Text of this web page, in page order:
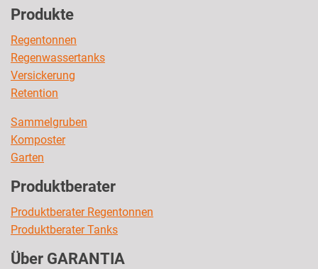
Produkte
Regentonnen
Regenwassertanks
Versickerung
Retention
Sammelgruben
Komposter
Garten
Produktberater
Produktberater Regentonnen
Produktberater Tanks
Über GARANTIA